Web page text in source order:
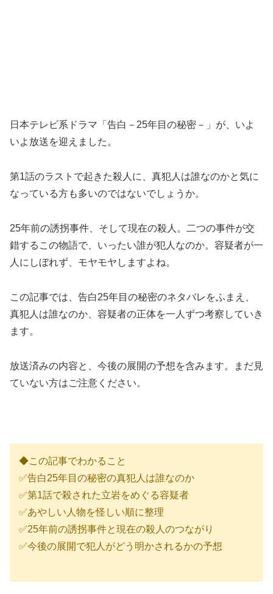
日本テレビ系ドラマ「告白－25年目の秘密－」が、いよ
いよ放送を迎えました。
第1話のラストで起きた殺人に、真犯人は誰なのかと気に
なっている方も多いのではないでしょうか。
25年前の誘拐事件、そして現在の殺人。二つの事件が交
錯するこの物語で、いったい誰が犯人なのか。容疑者が一
人にしぼれず、モヤモヤしますよね。
この記事では、告白25年目の秘密のネタバレをふまえ、
真犯人は誰なのか、容疑者の正体を一人ずつ考察していき
ます。
放送済みの内容と、今後の展開の予想を含みます。まだ見
ていない方はご注意ください。
◆この記事でわかること
✅告白25年目の秘密の真犯人は誰なのか
✅第1話で殺された立岩をめぐる容疑者
✅あやしい人物を怪しい順に整理
✅25年前の誘拐事件と現在の殺人のつながり
✅今後の展開で犯人がどう明かされるかの予想